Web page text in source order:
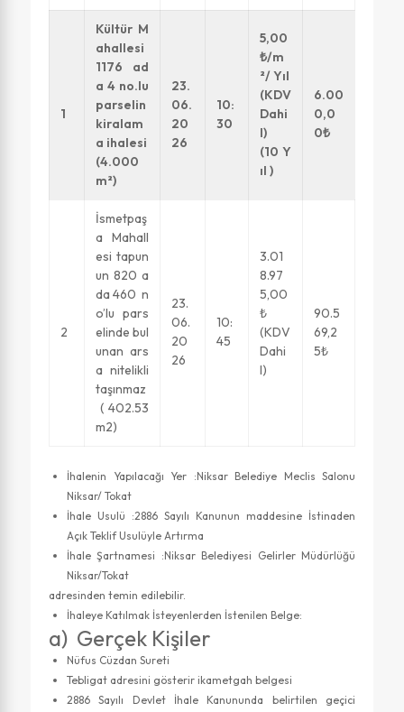
1
Kültür M
ahallesi
1176 ad
a 4 no.lu
parselin
kiralam
a ihalesi
(4.000
m²)
23.
06.
20
26
10:
30
5,00
₺/m
²/ Yıl
(KDV
Dahi
l)
(10 Y
ıl )
6.00
0,0
0₺
2
İsmetpaş
a Mahall
esi tapun
un 820 a
da 460 n
o’lu pars
elinde bul
unan ars
a nitelikli
taşınmaz
( 402.53
m2)
23.
06.
20
26
10:
45
3.01
8.97
5,00
₺
(KDV
Dahi
l)
90.5
69,2
5₺
İhalenin Yapılacağı Yer :Niksar Belediye Meclis Salonu
Niksar/ Tokat
İhale Usulü :2886 Sayılı Kanunun maddesine İstinaden
Açık Teklif Usulüyle Artırma
İhale Şartnamesi :Niksar Belediyesi Gelirler Müdürlüğü
Niksar/Tokat
adresinden temin edilebilir.
İhaleye Katılmak İsteyenlerden İstenilen Belge:
a) Gerçek Kişiler
Nüfus Cüzdan Sureti
Tebligat adresini gösterir ikametgah belgesi
2886 Sayılı Devlet İhale Kanununda belirtilen geçici